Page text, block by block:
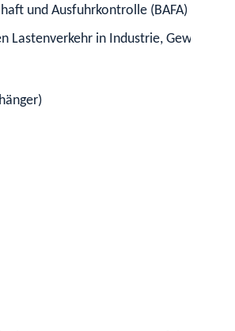
und Ausfuhrkontrolle (BAFA) einen
in Industrie, Gewerbe,